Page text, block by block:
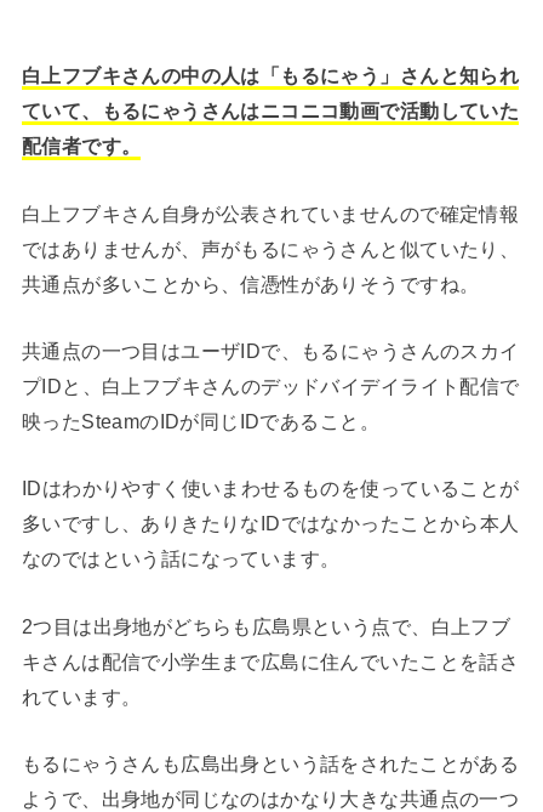
白上フブキさんの中の人は「もるにゃう」さんと知られ
ていて、もるにゃうさんはニコニコ動画で活動していた
配信者です。
白上フブキさん自身が公表されていませんので確定情報
ではありませんが、声がもるにゃうさんと似ていたり、
共通点が多いことから、信憑性がありそうですね。
共通点の一つ目はユーザIDで、もるにゃうさんのスカイ
プIDと、白上フブキさんのデッドバイデイライト配信で
映ったSteamのIDが同じIDであること。
IDはわかりやすく使いまわせるものを使っていることが
多いですし、ありきたりなIDではなかったことから本人
なのではという話になっています。
2つ目は出身地がどちらも広島県という点で、白上フブ
キさんは配信で小学生まで広島に住んでいたことを話さ
れています。
もるにゃうさんも広島出身という話をされたことがある
ようで、出身地が同じなのはかなり大きな共通点の一つ